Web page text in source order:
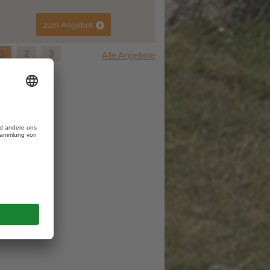
bis 01.10.2026
4 Nächte
vom 04.10.2026
bis 08.10.2026
zum Angebot
1 2 3 Alle Angebote